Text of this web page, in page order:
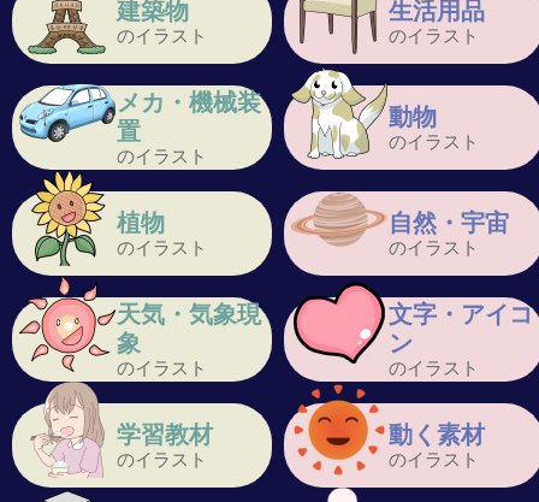
建築物
のイラスト
生活用品
のイラスト
メカ・機械装
置
のイラスト
動物
のイラスト
植物
のイラスト
自然・宇宙
のイラスト
天気・気象現
象
のイラスト
文字・アイコ
ン
のイラスト
学習教材
のイラスト
動く素材
のイラスト